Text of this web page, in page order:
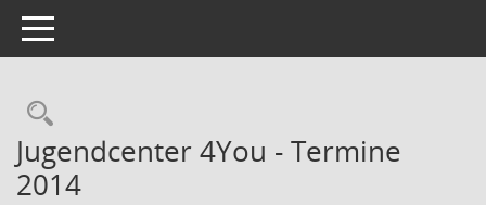
Toggle navigation
Rechercheauswahl
Jugendcenter 4You - Termine
2014